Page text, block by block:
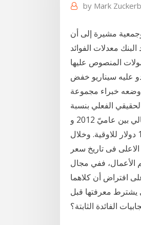
by Mark
وجمعية مشيرة إلى أن
معدلات الفوائد
المنصوص عليها
عليه سيناريو خفض
وضعه خبراء مجموعة
الفعلي بنسبة
42 نقطة مئوية في الزيادة البالغة 46 نقطة في نسبة الدين إلى الناتج المحلي الإجمالي بين عاميّ 2012 و
2019. حيث أغلق سعر الذهب تداولات عام 2020 على أرتفاع حول القمة النفسية 1900 دولار للاوقية. وخلال
التاريخية 2075 دولار للاونصة الاعلى فى تاريخ سعر
الأعمال، ففي مجال
افتراض أن كلاهما
يشترط معرفتها قبل
الفائدة الثابتة؟